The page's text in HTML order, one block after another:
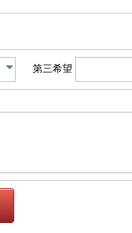
第三希望